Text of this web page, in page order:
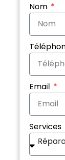
Nom
Email
Services